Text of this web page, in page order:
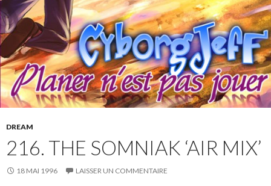
DREAM
216. THE SOMNIAK ‘AIR MIX’
18 MAI 1996 LAISSER UN COMMENTAIRE